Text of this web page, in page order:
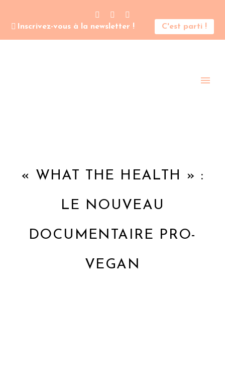
Inscrivez-vous à la newsletter ! C'est parti !
« WHAT THE HEALTH » :
LE NOUVEAU
DOCUMENTAIRE PRO-
VEGAN